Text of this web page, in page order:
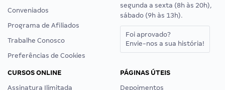
Conveniados
Programa de Afiliados
Trabalhe Conosco
Preferências de Cookies
segunda a sexta (8h às 20h),
sábado (9h às 13h).
Foi aprovado?
Envie-nos a sua história!
CURSOS ONLINE
Assinatura Ilimitada
PÁGINAS ÚTEIS
Depoimentos